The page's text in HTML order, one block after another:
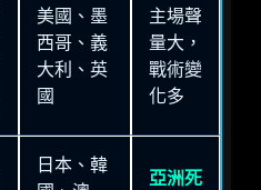
美國、墨
西哥、義
大利、英
國
主場聲
量大，
戰術變
化多
日本、韓
亞洲死